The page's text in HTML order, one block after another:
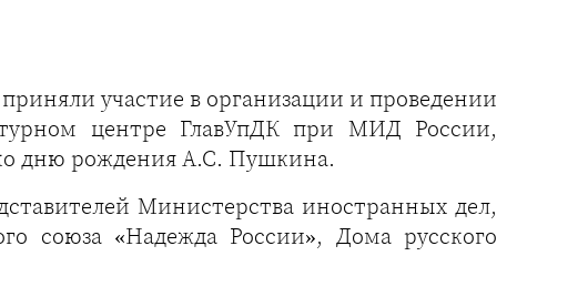
участие в организации и проведении
центре ГлавУпДК при МИД России,
дню рождения А.С. Пушкина.
Министерства иностранных дел,
союза «Надежда России», Дома русского